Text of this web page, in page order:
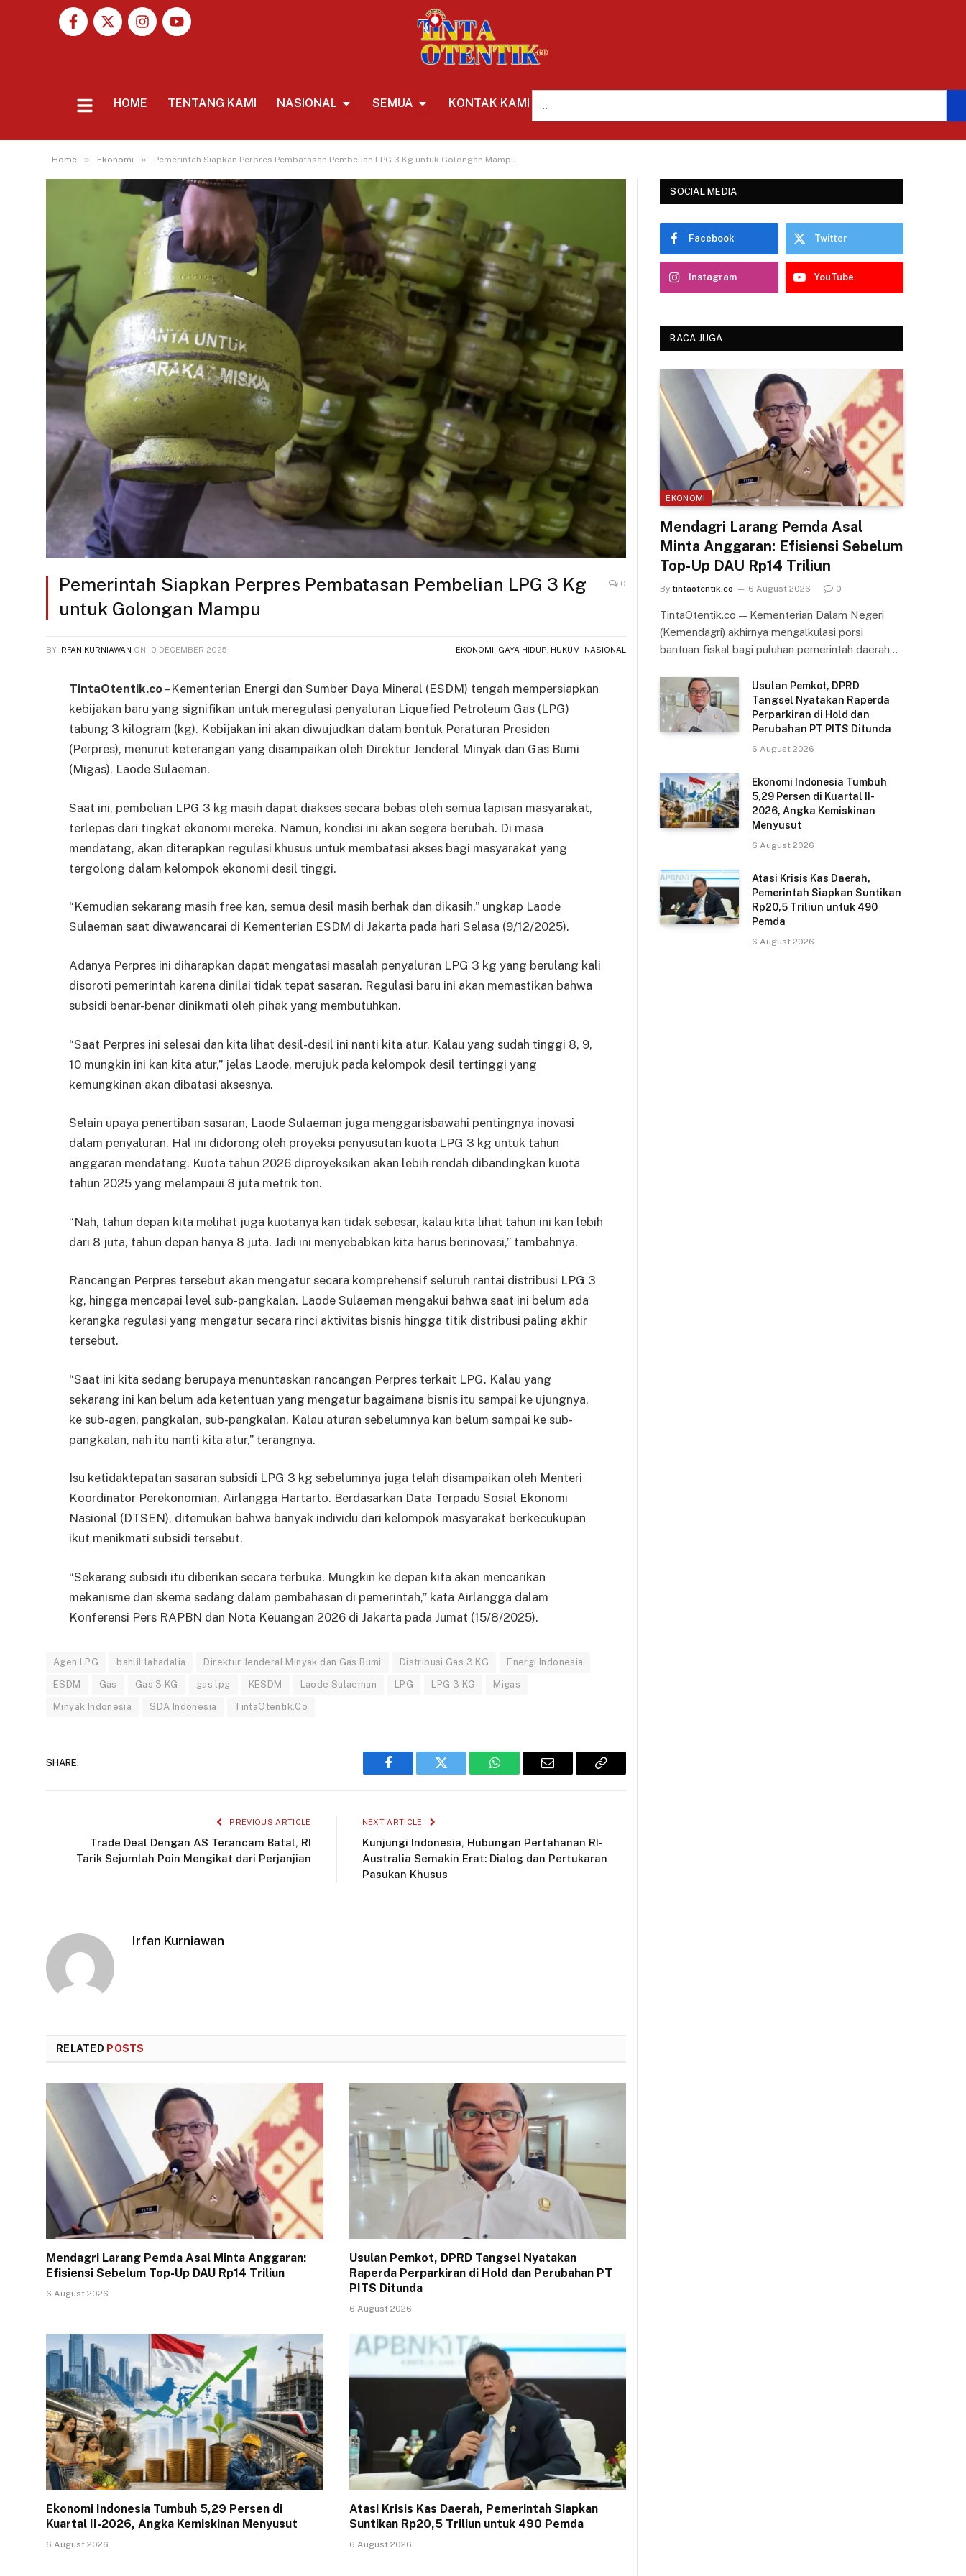
HOME TENTANG KAMI NASIONAL SEMUA KONTAK KAMI
Home » Ekonomi » Pemerintah Siapkan Perpres Pembatasan Pembelian LPG 3 Kg untuk Golongan Mampu
Pemerintah Siapkan Perpres Pembatasan Pembelian LPG 3 Kg
untuk Golongan Mampu
0
BY IRFAN KURNIAWAN ON 10 DECEMBER 2025 EKONOMI GAYA HIDUP HUKUM NASIONAL
TintaOtentik.co– Kementerian Energi dan Sumber Daya Mineral (ESDM) tengah mempersiapkan
kebijakan baru yang signifikan untuk meregulasi penyaluran Liquefied Petroleum Gas (LPG)
tabung 3 kilogram (kg). Kebijakan ini akan diwujudkan dalam bentuk Peraturan Presiden
(Perpres), menurut keterangan yang disampaikan oleh Direktur Jenderal Minyak dan Gas Bumi
(Migas), Laode Sulaeman.
Saat ini, pembelian LPG 3 kg masih dapat diakses secara bebas oleh semua lapisan masyarakat,
terlepas dari tingkat ekonomi mereka. Namun, kondisi ini akan segera berubah. Di masa
mendatang, akan diterapkan regulasi khusus untuk membatasi akses bagi masyarakat yang
tergolong dalam kelompok ekonomi desil tinggi.
“Kemudian sekarang masih free kan, semua desil masih berhak dan dikasih,” ungkap Laode
Sulaeman saat diwawancarai di Kementerian ESDM di Jakarta pada hari Selasa (9/12/2025).
Adanya Perpres ini diharapkan dapat mengatasi masalah penyaluran LPG 3 kg yang berulang kali
disoroti pemerintah karena dinilai tidak tepat sasaran. Regulasi baru ini akan memastikan bahwa
subsidi benar-benar dinikmati oleh pihak yang membutuhkan.
“Saat Perpres ini selesai dan kita lihat desil-desil ini nanti kita atur. Kalau yang sudah tinggi 8, 9,
10 mungkin ini kan kita atur,” jelas Laode, merujuk pada kelompok desil tertinggi yang
kemungkinan akan dibatasi aksesnya.
Selain upaya penertiban sasaran, Laode Sulaeman juga menggarisbawahi pentingnya inovasi
dalam penyaluran. Hal ini didorong oleh proyeksi penyusutan kuota LPG 3 kg untuk tahun
anggaran mendatang. Kuota tahun 2026 diproyeksikan akan lebih rendah dibandingkan kuota
tahun 2025 yang melampaui 8 juta metrik ton.
“Nah, tahun depan kita melihat juga kuotanya kan tidak sebesar, kalau kita lihat tahun ini kan lebih
dari 8 juta, tahun depan hanya 8 juta. Jadi ini menyebabkan kita harus berinovasi,” tambahnya.
Rancangan Perpres tersebut akan mengatur secara komprehensif seluruh rantai distribusi LPG 3
kg, hingga mencapai level sub-pangkalan. Laode Sulaeman mengakui bahwa saat ini belum ada
kerangka regulasi yang mengatur secara rinci aktivitas bisnis hingga titik distribusi paling akhir
tersebut.
“Saat ini kita sedang berupaya menuntaskan rancangan Perpres terkait LPG. Kalau yang
sekarang ini kan belum ada ketentuan yang mengatur bagaimana bisnis itu sampai ke ujungnya,
ke sub-agen, pangkalan, sub-pangkalan. Kalau aturan sebelumnya kan belum sampai ke sub-
pangkalan, nah itu nanti kita atur,” terangnya.
Isu ketidaktepatan sasaran subsidi LPG 3 kg sebelumnya juga telah disampaikan oleh Menteri
Koordinator Perekonomian, Airlangga Hartarto. Berdasarkan Data Terpadu Sosial Ekonomi
Nasional (DTSEN), ditemukan bahwa banyak individu dari kelompok masyarakat berkecukupan
ikut menikmati subsidi tersebut.
“Sekarang subsidi itu diberikan secara terbuka. Mungkin ke depan kita akan mencarikan
mekanisme dan skema sedang dalam pembahasan di pemerintah,” kata Airlangga dalam
Konferensi Pers RAPBN dan Nota Keuangan 2026 di Jakarta pada Jumat (15/8/2025).
Agen LPG bahlil lahadalia Direktur Jenderal Minyak dan Gas Bumi Distribusi Gas 3 KG Energi Indonesia
ESDM Gas Gas 3 KG gas lpg KESDM Laode Sulaeman LPG LPG 3 KG Migas
Minyak Indonesia SDA Indonesia TintaOtentik.Co
SHARE.
Facebook Twitter WhatsAppEmail
Copy
PREVIOUS ARTICLE
Trade Deal Dengan AS Terancam Batal, RI
Tarik Sejumlah Poin Mengikat dari Perjanjian
NEXT ARTICLE
Kunjungi Indonesia, Hubungan Pertahanan RI-
Australia Semakin Erat: Dialog dan Pertukaran
Pasukan Khusus
Irfan Kurniawan
RELATED POSTS
Mendagri Larang Pemda Asal Minta Anggaran:
Efisiensi Sebelum Top-Up DAU Rp14 Triliun
6 August 2026
Usulan Pemkot, DPRD Tangsel Nyatakan
Raperda Perparkiran di Hold dan Perubahan PT
PITS Ditunda
6 August 2026
Ekonomi Indonesia Tumbuh 5,29 Persen di
Kuartal II-2026, Angka Kemiskinan Menyusut
6 August 2026
Atasi Krisis Kas Daerah, Pemerintah Siapkan
Suntikan Rp20,5 Triliun untuk 490 Pemda
6 August 2026
SOCIAL MEDIA
Facebook Twitter
Instagram YouTube
BACA JUGA
EKONOMI
Mendagri Larang Pemda Asal
Minta Anggaran: Efisiensi Sebelum
Top-Up DAU Rp14 Triliun
By tintaotentik.co 6 August 2026 0
TintaOtentik.co — Kementerian Dalam Negeri
(Kemendagri) akhirnya mengalkulasi porsi
bantuan fiskal bagi puluhan pemerintah daerah…
Usulan Pemkot, DPRD
Tangsel Nyatakan Raperda
Perparkiran di Hold dan
Perubahan PT PITS Ditunda
6 August 2026
Ekonomi Indonesia Tumbuh
5,29 Persen di Kuartal II-
2026, Angka Kemiskinan
Menyusut
6 August 2026
Atasi Krisis Kas Daerah,
Pemerintah Siapkan Suntikan
Rp20,5 Triliun untuk 490
Pemda
6 August 2026